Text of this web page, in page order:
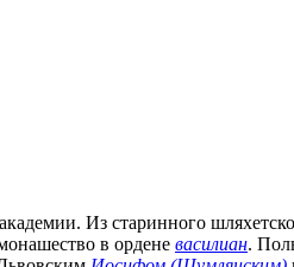
Из старинного
в ордене василиан.